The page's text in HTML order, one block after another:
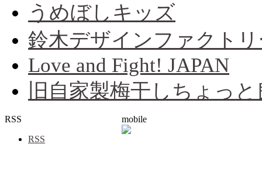
うめぼしキッズ
鈴木デザインファクト
Love and Fight! JAPAN
旧自家製梅干しちょっ
RSS
RSS
mobile